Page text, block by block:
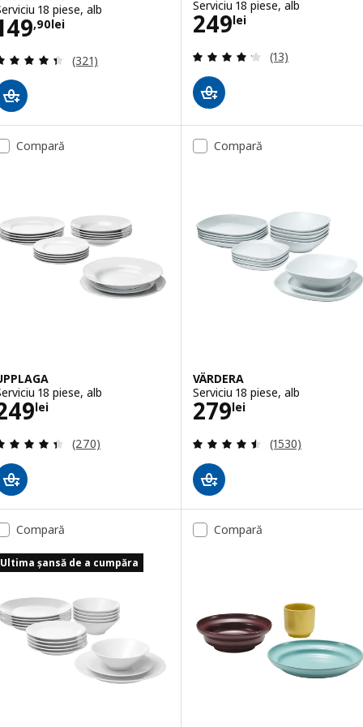
18 piese, alb
,90lei
149,90lei
Evaluare: 4.4 din 5 stele. Total recenzii:
(321)
Serviciu 18 piese, alb
249lei
Preţ 249lei
Evaluare: 4.2
(13)
Compară
18 piese, alb
lei
249lei
Evaluare: 4.4 din 5 stele. Total recenzii:
(270)
Compară
VÄRDERA
Serviciu 18 piese, alb
279lei
Preţ 279lei
Evaluare: 4.5
(1530)
Compară
Ultima șansă de a cumpăra
Compară